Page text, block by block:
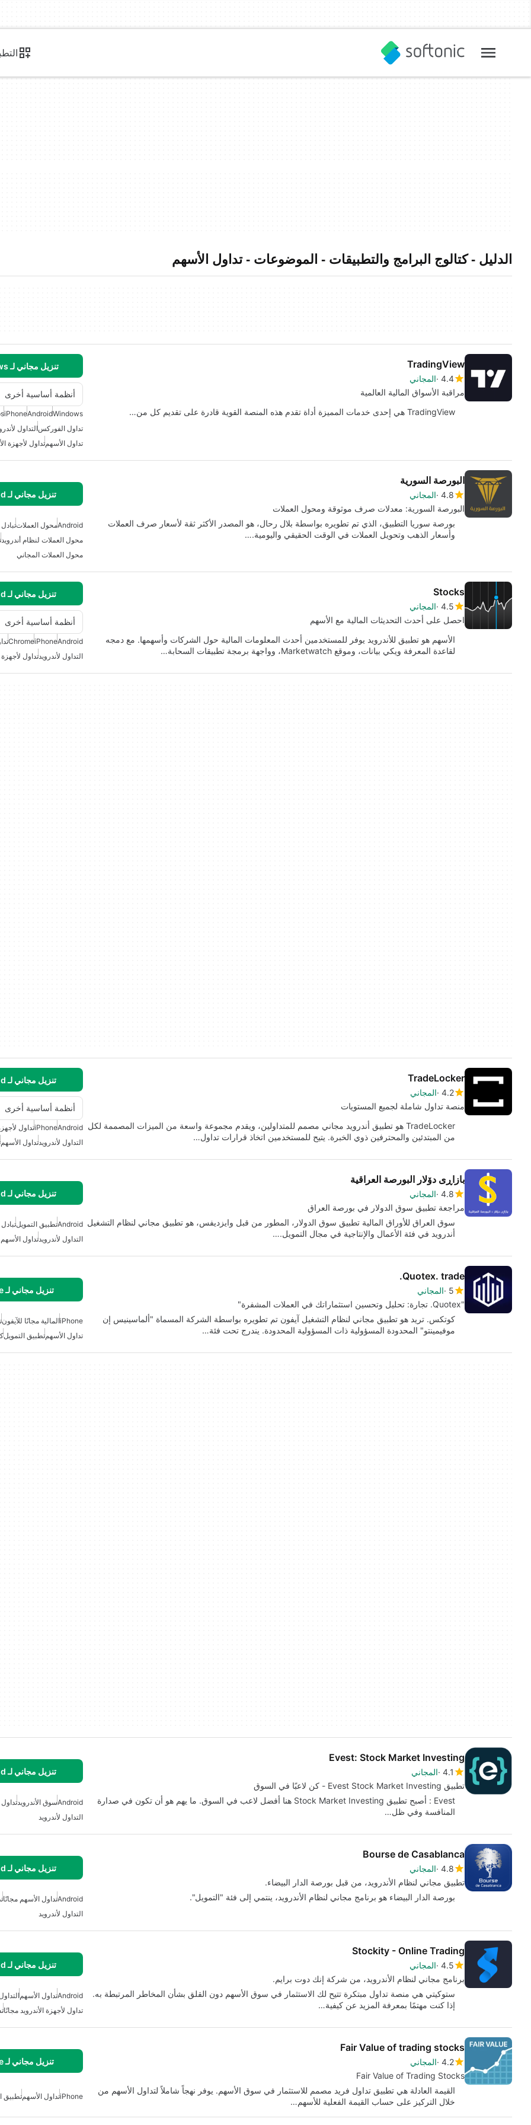
الدليل - كتالوج البرامج والتطبيقات - الموضوعات - تداول الأسهم
TradingView
4.4 المجاني
مراقبة الأسواق المالية العالمية
تنزيل مجاني لـ Windows
أنظمة أساسية أخرى
TradingView هي إحدى خدمات المميزة أداة تقدم هذه المنصة القوية قادرة على تقديم كل من…
Windows
Android
iPhone
تداول الفوركسالتداول
تداول الأسهمتداول لأجهزة
البورصة السورية
4.8 المجاني
البورصة السورية: معدلات صرف موثوقة ومحول العملات
تنزيل مجاني لـ Android
بورصة سوريا التطبيق، الذي تم تطويره بواسطة بلال رحال، هو المصدر الأكثر ثقة لأسعار صرف العملات
وأسعار الذهب وتحويل العملات في الوقت الحقيقي واليومية.…
Androidمحول العملات
محول العملات لنظام أندرويد
محول العملات المجاني
Stocks
4.5 المجاني
احصل على أحدث التحديثات المالية مع الأسهم
تنزيل مجاني لـ Android
أنظمة أساسية أخرى
الأسهم هو تطبيق للأندرويد يوفر للمستخدمين أحدث المعلومات المالية حول الشركات وأسهمها. مع دمجه
لقاعدة المعرفة ويكي بيانات، وموقع Marketwatch، وواجهة برمجة تطبيقات السحابة…
Android
iPhone
Chrome
التداول لأندرويدتداول لأجهزة
TradeLocker
4.2 المجاني
منصة تداول شاملة لجميع المستويات
تنزيل مجاني لـ Android
أنظمة أساسية أخرى
TradeLocker هو تطبيق أندرويد مجاني مصمم للمتداولين، ويقدم مجموعة واسعة من الميزات المصممة لكل
من المبتدئين والمحترفين ذوي الخبرة. يتيح للمستخدمين اتخاذ قرارات تداول…
Android
iPhoneتداول
التداول لأندرويدتداول الأسهم
بازاڕی دۆلار البورصة العراقیة
4.8 المجاني
مراجعة تطبيق سوق الدولار في بورصة العراق
تنزيل مجاني لـ Android
سوق العراق للأوراق المالية تطبيق سوق الدولار، المطور من قبل وايزديفس، هو تطبيق مجاني لنظام التشغيل
أندرويد في فئة الأعمال والإنتاجية في مجال التمويل.…
Androidتطبيق التمويل
التداول لأندرويدتداول الأسهم
Quotex. trade.
5 المجاني
"Quotex. تجارة: تحليل وتحسين استثماراتك في العملات المشفرة"
تنزيل مجاني لـ iPhone
كوتكس. تريد هو تطبيق مجاني لنظام التشغيل آيفون تم تطويره بواسطة الشركة المسماة "ألماسينيس إن
موفيمينتو" المحدودة المسؤولية ذات المسؤولية المحدودة. يندرج تحت فئة…
iPhoneالمالية مجانًا للآيفون
تداول الأسهمتطبيق التمويل
Evest: Stock Market Investing
4.1 المجاني
تطبيق Evest Stock Market Investing - كن لاعبًا في السوق
تنزيل مجاني لـ Android
Evest : أصبح تطبيق Stock Market Investing هنا أفضل لاعب في السوق. ما يهم هو أن تكون في صدارة
المنافسة وفي ظل…
Androidسوق الأندرويد
التداول لأندرويد
Bourse de Casablanca
4.8 المجاني
تطبيق مجاني لنظام الأندرويد، من قبل بورصة الدار البيضاء.
تنزيل مجاني لـ Android
بورصة الدار البيضاء هو برنامج مجاني لنظام الأندرويد، ينتمي إلى فئة "التمويل". Androidتداول الأسهم مجانًا
التداول لأندرويد
Stockity - Online Trading
4.5 المجاني
برنامج مجاني لنظام الأندرويد، من شركة إنك دوت برايم.
تنزيل مجاني لـ Android
ستوكيتي هي منصة تداول مبتكرة تتيح لك الاستثمار في سوق الأسهم دون القلق بشأن المخاطر المرتبطة به.
إذا كنت مهتمًا بمعرفة المزيد عن كيفية…
Androidتداول الأسهم
تداول لأجهزة الأندرويد مجانًا
Fair Value of trading stocks
4.2 المجاني
Fair Value of Trading Stocks
تنزيل مجاني لـ iPhone
القيمة العادلة هي تطبيق تداول فريد مصمم للاستثمار في سوق الأسهم. يوفر نهجاً شاملاً لتداول الأسهم من
خلال التركيز على حساب القيمة الفعلية للأسهم…
iPhoneتداول الأسهمتطبيق